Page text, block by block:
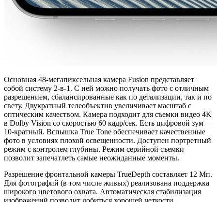
Основная 48-мегапиксельная камера Fusion представляет
собой систему 2-в-1. С ней можно получать фото с отличным
разрешением, сбалансированные как по детализации, так и по
свету. Двукратный телеобъектив увеличивает масштаб с
оптическим качеством. Камера подходит для съемки видео 4K
в Dolby Vision со скоростью 60 кадр/сек. Есть цифровой зум —
10-кратный. Вспышка True Tone обеспечивает качественные
фото в условиях плохой освещенности. Доступен портретный
режим с контролем глубины. Режим серийной съемки
позволит запечатлеть самые неожиданные моменты.
Разрешение фронтальной камеры TrueDepth составляет 12 Мп.
Для фотографий (в том числе живых) реализована поддержка
широкого цветового охвата. Автоматическая стабилизация
изображений позволит добиться хорошей четкости.